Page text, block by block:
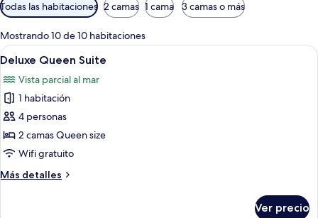
disponibles
para
las
habitaciones
Todas las habitaciones 2 camas 1 cama 3 camas o más
Mostrando 10 de 10 habitaciones
Abrir
todas
las
fotos
de
Deluxe
Queen
Una habitación de hotel con dos
8
Deluxe Queen Suite
Vista parcial al mar
1 habitación
4 personas
2 camas Queen size
Wifi gratuito
Más detalles
Más
Ver precio